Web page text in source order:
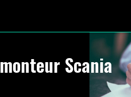
Scania